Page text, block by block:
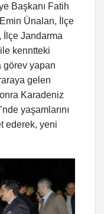
Başkanı Fatih
Emin Ünalan, İlçe
İlçe Jandarma
ile kenntteki
görev yapan
gelen
Karadeniz
yaşamlarını
ederek, yeni